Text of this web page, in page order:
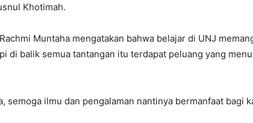
Khotimah.
Muntaha mengatakan bahwa belajar di UNJ
di balik semua tantangan itu terdapat peluang yang
semoga ilmu dan pengalaman nantinya bermanfaat bagi